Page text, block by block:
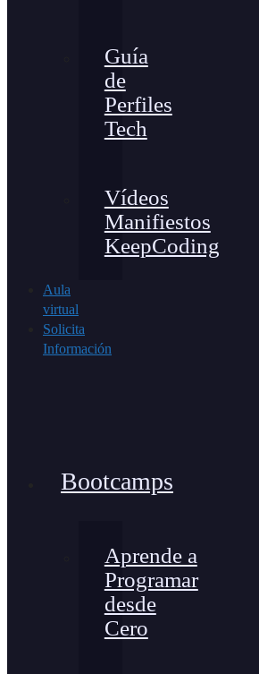
Guía
de
Perfiles
Tech
Vídeos
Manifiestos
KeepCoding
Aula
virtual
Solicita
Información
Bootcamps
Aprende a
Programar
desde
Cero